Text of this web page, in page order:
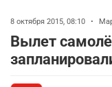
8 октября 2015, 08:10 •
Вылет